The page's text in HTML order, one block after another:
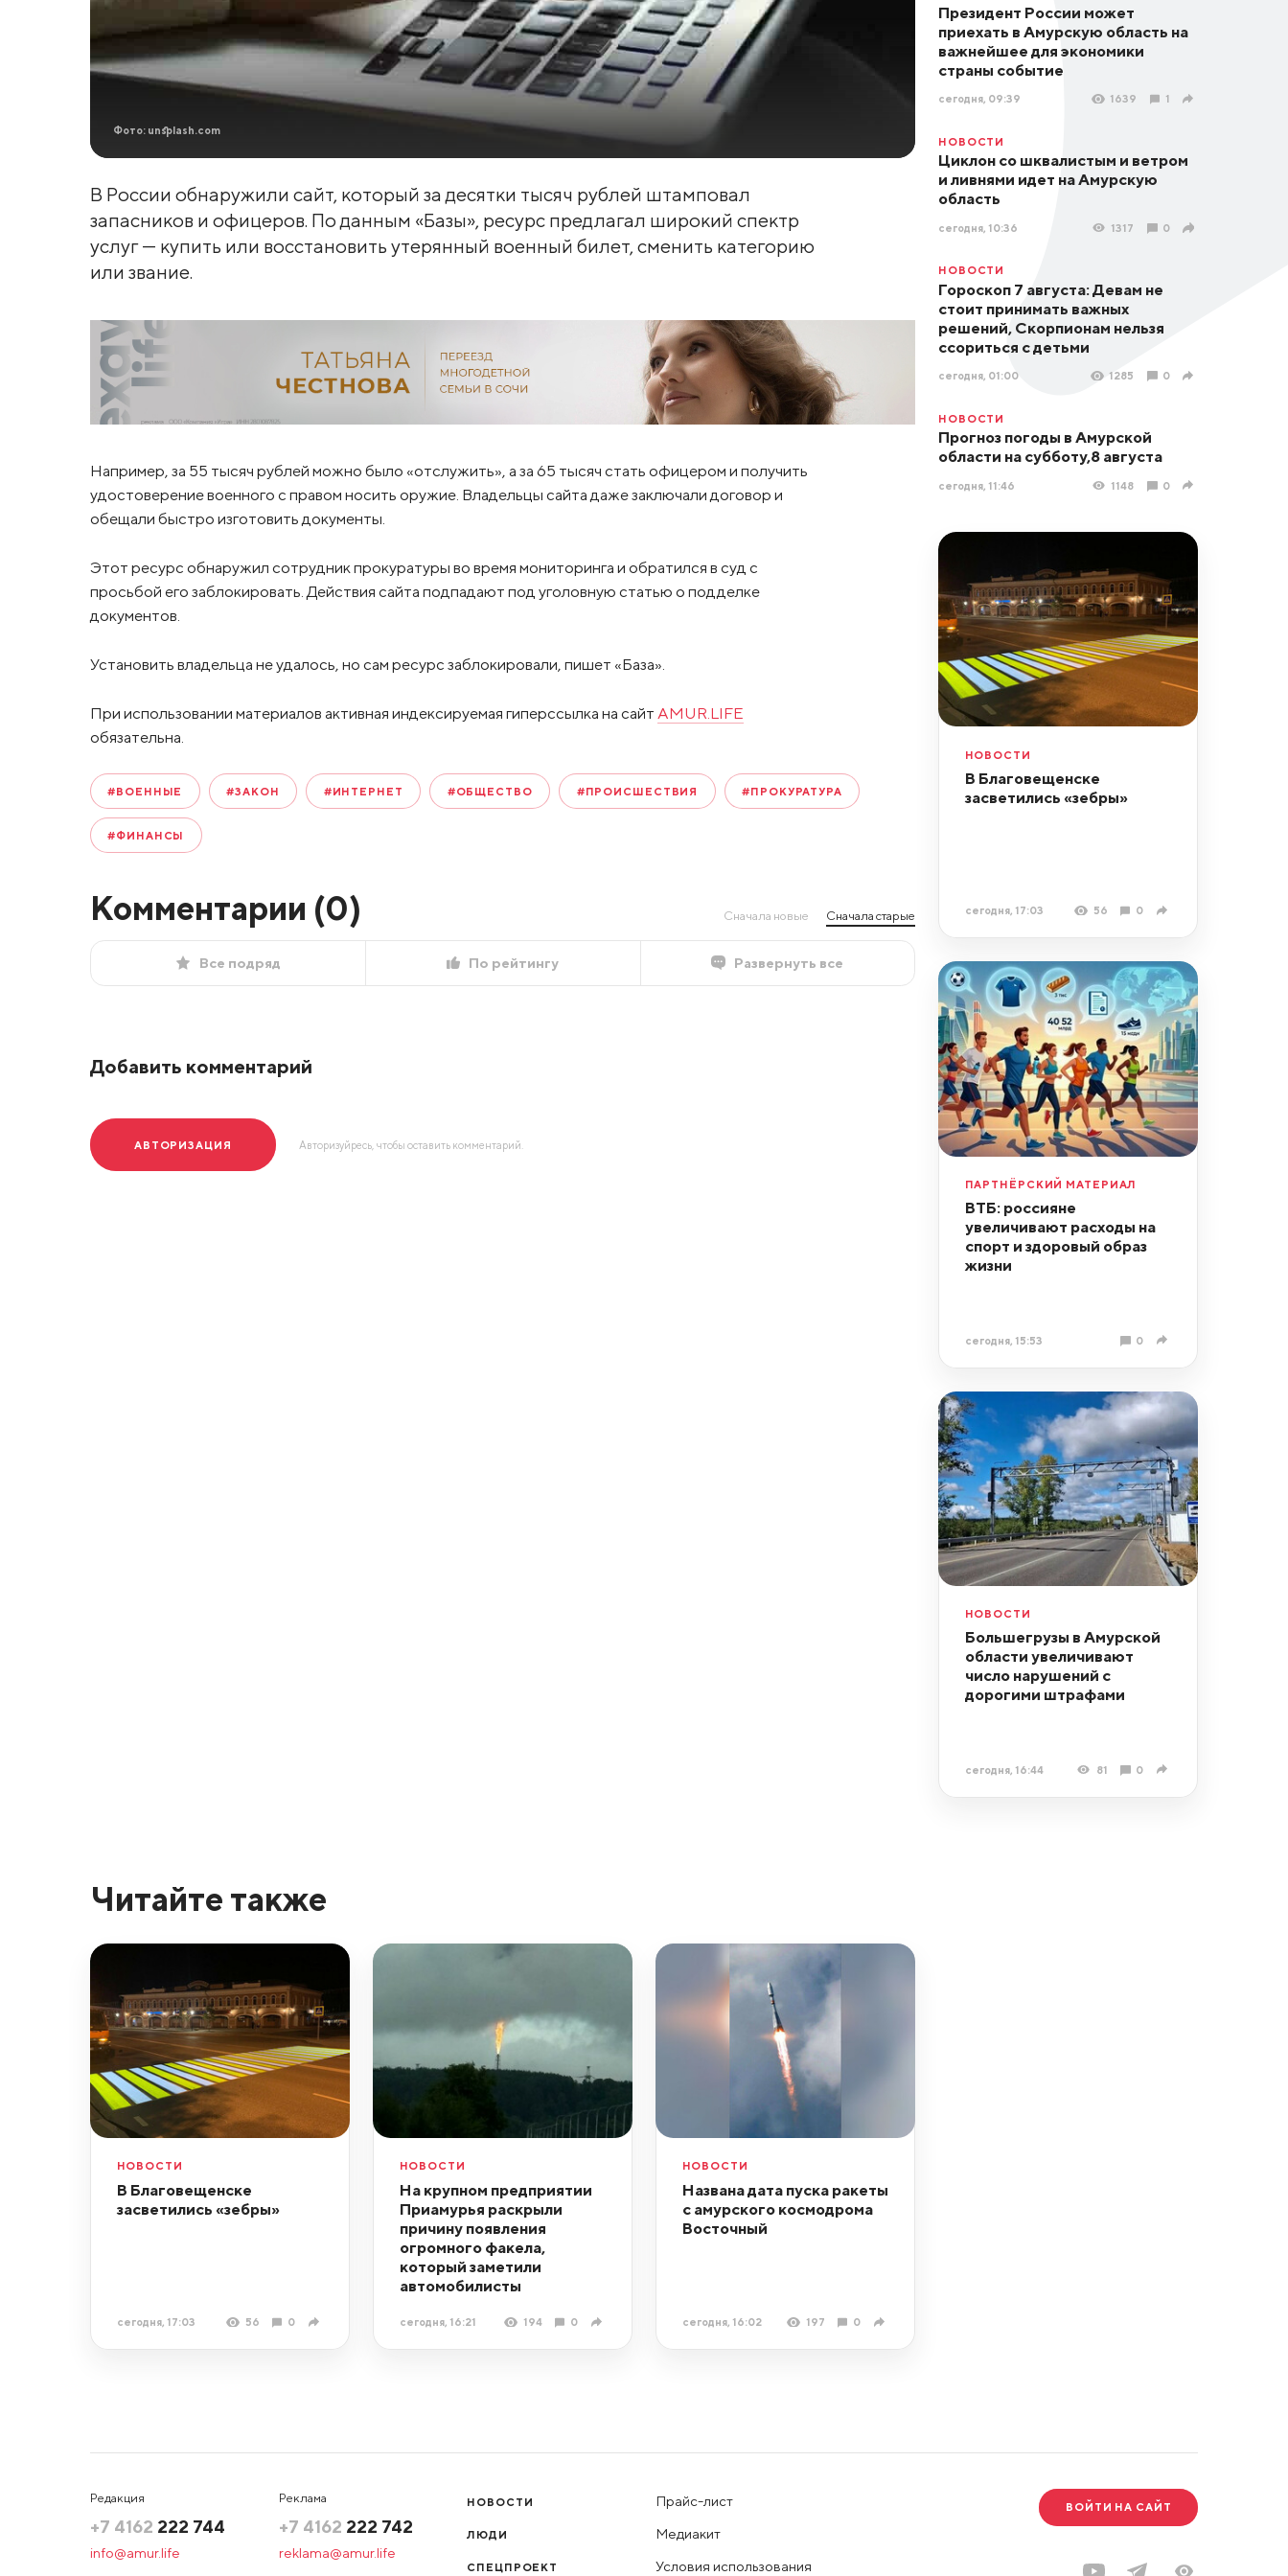
Фото: unsplash.com
В России обнаружили сайт, который за десятки тысяч рублей штамповал
запасников и офицеров. По данным «Базы», ресурс предлагал широкий спектр
услуг — купить или восстановить утерянный военный билет, сменить категорию
или звание.
Например, за 55 тысяч рублей можно было «отслужить», а за 65 тысяч стать офицером и получить
удостоверение военного с правом носить оружие. Владельцы сайта даже заключали договор и
обещали быстро изготовить документы.
Этот ресурс обнаружил сотрудник прокуратуры во время мониторинга и обратился в суд с
просьбой его заблокировать. Действия сайта подпадают под уголовную статью о подделке
документов.
Установить владельца не удалось, но сам ресурс заблокировали, пишет «База».
При использовании материалов активная индексируемая гиперссылка на сайт AMUR.LIFE
обязательна.
#ВОЕННЫЕ #ЗАКОН #ИНТЕРНЕТ #ОБЩЕСТВО #ПРОИСШЕСТВИЯ #ПРОКУРАТУРА
#ФИНАНСЫ
Комментарии (0) Сначала новые Сначала старые
Все подряд По рейтингу Развернуть все
Добавить комментарий
АВТОРИЗАЦИЯ Авторизуйресь, чтобы оставить комментарий.
Президент России может
приехать в Амурскую область на
важнейшее для экономики
страны событие
сегодня, 09:39 1639 1
НОВОСТИ
Циклон со шквалистым и ветром
и ливнями идет на Амурскую
область
сегодня, 10:36 1317 0
НОВОСТИ
Гороскоп 7 августа: Девам не
стоит принимать важных
решений, Скорпионам нельзя
ссориться с детьми
сегодня, 01:00 1285 0
НОВОСТИ
Прогноз погоды в Амурской
области на субботу,8 августа
сегодня, 11:46 1148 0
НОВОСТИ
В Благовещенске
засветились «зебры»
сегодня, 17:03 56 0
ПАРТНЁРСКИЙ МАТЕРИАЛ
ВТБ: россияне
увеличивают расходы на
спорт и здоровый образ
жизни
сегодня, 15:53 0
НОВОСТИ
Большегрузы в Амурской
области увеличивают
число нарушений с
дорогими штрафами
сегодня, 16:44 81 0
Читайте также
НОВОСТИ
В Благовещенске
засветились «зебры»
сегодня, 17:03 56 0
НОВОСТИ
На крупном предприятии
Приамурья раскрыли
причину появления
огромного факела,
который заметили
автомобилисты
сегодня, 16:21 194 0
НОВОСТИ
Названа дата пуска ракеты
с амурского космодрома
Восточный
сегодня, 16:02 197 0
Редакция
+7 4162 222 744
info@amur.life
Реклама
+7 4162 222 742
reklama@amur.life
НОВОСТИ
ЛЮДИ
СПЕЦПРОЕКТ
Прайс-лист
Медиакит
Условия использования
ВОЙТИ НА САЙТ